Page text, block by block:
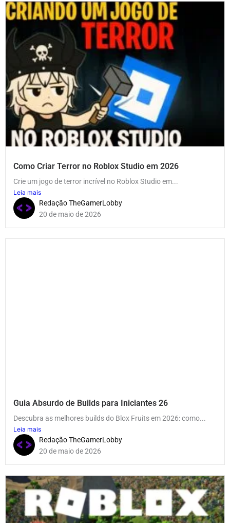
Como Criar Terror no Roblox Studio em 2026
Crie um jogo de terror incrível no Roblox Studio em...
Leia mais
Redação TheGamerLobby
20 de maio de 2026
Guia Absurdo de Builds para Iniciantes 26
Descubra as melhores builds do Blox Fruits em 2026: como...
Leia mais
Redação TheGamerLobby
20 de maio de 2026